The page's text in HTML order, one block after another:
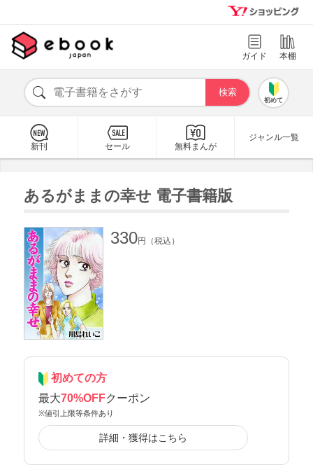
ガイド 本棚
初めて
新刊 セール 無料まんが
ジャンル一覧
あるがままの幸せ 電子書籍版
330円（税込）
初めての方
最大70%OFFクーポン
※値引上限等条件あり
詳細・獲得はこちら